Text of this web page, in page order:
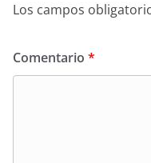
Los campos
Comentario *